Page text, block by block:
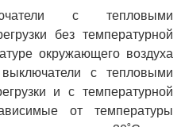
с тепловыми
без температурной
окружающего воздуха
с тепловыми
и с температурной
от температуры